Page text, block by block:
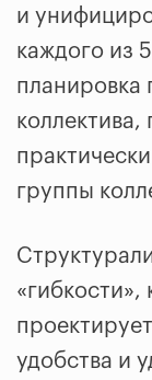
и
каждого из
коллектива,
группы
удобства и